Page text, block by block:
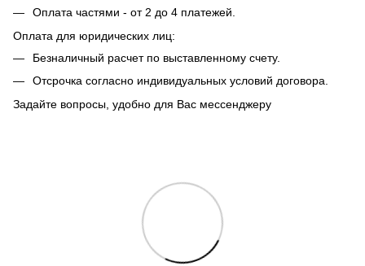
Оплата частями - от 2 до 4 платежей.
Оплата для юридических лиц:
Безналичный расчет по выставленному счету.
Отсрочка согласно индивидуальных условий договора.
Задайте вопросы, удобно для Вас мессенджеру